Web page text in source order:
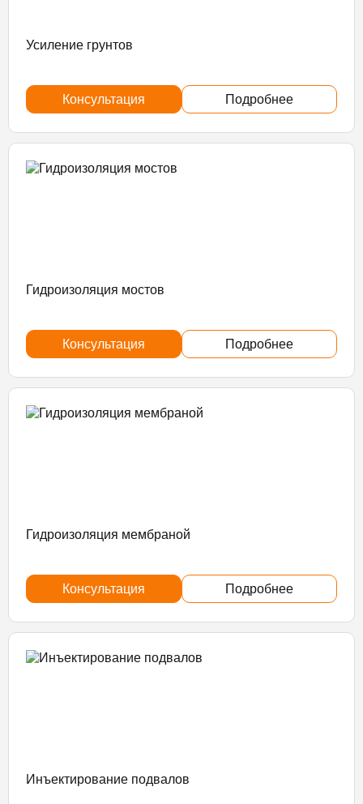
Усиление грунтов
Консультация Подробнее
Гидроизоляция мостов
Консультация Подробнее
Гидроизоляция мембраной
Консультация Подробнее
Инъектирование подвалов